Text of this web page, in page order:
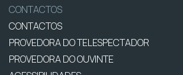
CONTACTOS
CONTACTOS
PROVEDORA DO TELESPECTADOR
PROVEDORA DO OUVINTE